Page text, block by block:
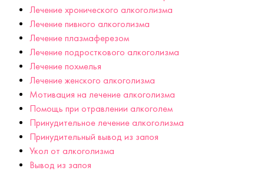
Лечение хронического алкоголизма
Лечение пивного алкоголизма
Лечение плазмаферезом
Лечение подросткового алкоголизма
Лечение похмелья
Лечение женского алкоголизма
Мотивация на лечение алкоголизма
Помощь при отравлении алкоголем
Принудительное лечение алкоголизма
Принудительный вывод из запоя
Укол от алкоголизма
Вывод из запоя